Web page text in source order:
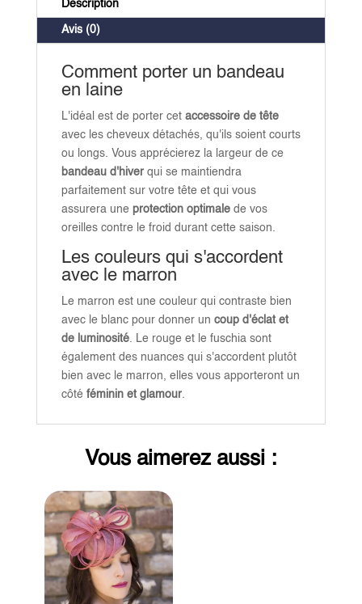
Description
Avis (0)
Comment porter un bandeau
en laine
L'idéal est de porter cetaccessoire de tête
avec les cheveux détachés, qu'ils soient courts
ou longs. Vous apprécierez la largeur de ce
bandeau d'hiverqui se maintiendra
parfaitement sur votre tête et qui vous
assurera une protection optimalede vos
oreilles contre le froid durant cette saison.
Les couleurs qui s'accordent
avec le marron
Le marron est une couleur qui contraste bien
avec le blanc pour donner un coup d'éclat et
de luminosité. Le rouge et le fuschia sont
également des nuances qui s'accordent plutôt
bien avec le marron, elles vous apporteront un
côté féminin et glamour.
Vous aimerez aussi :